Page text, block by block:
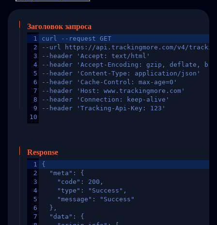
Заголовок запроса
1
2
3
4
5
6
7
8
9
10
curl --request GET
--url https://api.trackingmore.com/v4/trackings/
--header 'Accept: text/html'
--header 'Accept-Encoding: gzip, deflate,
--header 'Content-Type: application/json'
--header 'Cache-Control: max-age=0'
--header 'Host: www.trackingmore.com'
--header 'Connection: keep-alive'
--header 'Tracking-Api-Key: 123'
Response
1
2
3
4
5
6
7
{
  "meta": {
    "code": 200,
    "type": "Success",
    "message": "Success"
  },
  "data": {